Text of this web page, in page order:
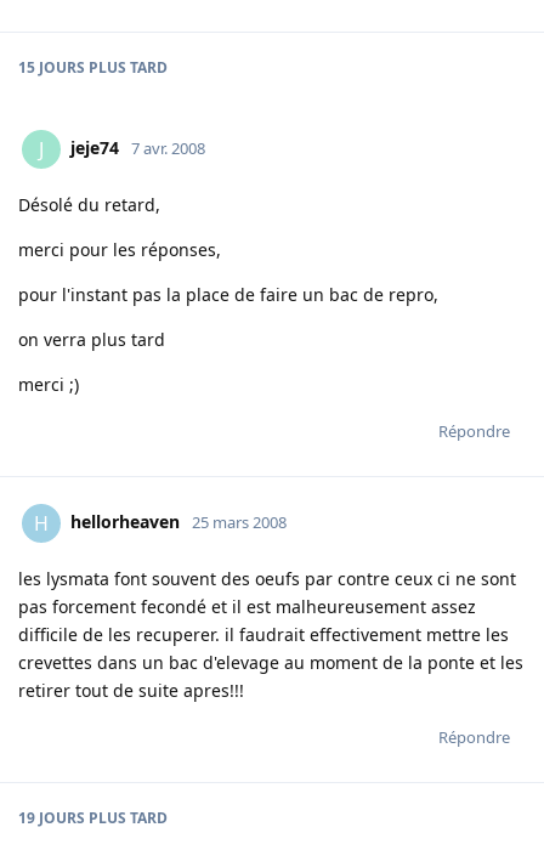
15 JOURS PLUS TARD
J jeje74 7 avr. 2008
Désolé du retard,
merci pour les réponses,
pour l'instant pas la place de faire un bac de repro,
on verra plus tard
merci ;)
Répondre
H hellorheaven 25 mars 2008
les lysmata font souvent des oeufs par contre ceux ci ne sont
pas forcement fecondé et il est malheureusement assez
difficile de les recuperer. il faudrait effectivement mettre les
crevettes dans un bac d'elevage au moment de la ponte et les
retirer tout de suite apres!!!
Répondre
19 JOURS PLUS TARD